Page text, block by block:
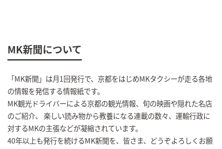
MK新聞について
「MK新聞」は月1回発行で、京都をはじめMKタクシーが走る各地
の情報を発信する情報紙です。
MK観光ドライバーによる京都の観光情報、旬の映画や隠れた名店
のご紹介、 楽しい読み物から教養になる連載の数々、運輸行政に
対するMKの主張などが凝縮されています。
40年以上も発行を続けるMK新聞を、皆さま、どうぞよろしくお願